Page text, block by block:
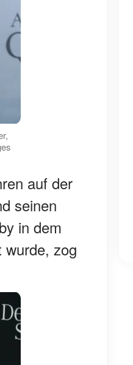
auf der
seinen
in dem
wurde, zog